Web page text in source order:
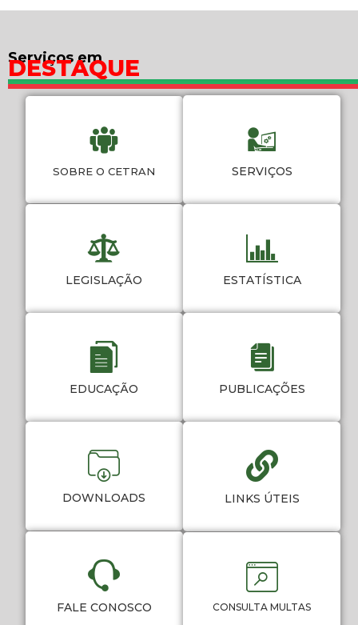
Serviços em
DESTAQUE
SOBRE O CETRAN SERVIÇOS
LEGISLAÇÃO ESTATÍSTICA
EDUCAÇÃO PUBLICAÇÕES
DOWNLOADS LINKS ÚTEIS
FALE CONOSCO CONSULTA MULTAS